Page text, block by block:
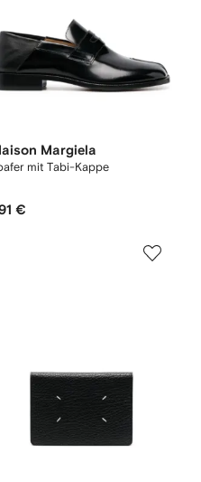
Margiela
mit Tabi-Kappe
€